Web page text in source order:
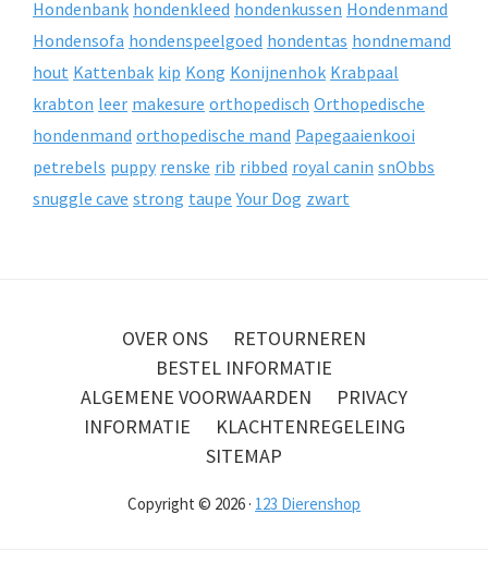
Hondenbank hondenkleed hondenkussen Hondenmand
Hondensofa hondenspeelgoed hondentas hondnemand
hout Kattenbak kip Kong Konijnenhok Krabpaal
krabton leer makesure orthopedisch Orthopedische
hondenmand orthopedische mand Papegaaienkooi
petrebels puppy renske rib ribbed royal canin snObbs
snuggle cave strong taupe Your Dog zwart
OVER ONS
RETOURNEREN
BESTEL INFORMATIE
ALGEMENE VOORWAARDEN
PRIVACY
INFORMATIE
KLACHTENREGELEING
SITEMAP
Copyright © 2026 · 123 Dierenshop